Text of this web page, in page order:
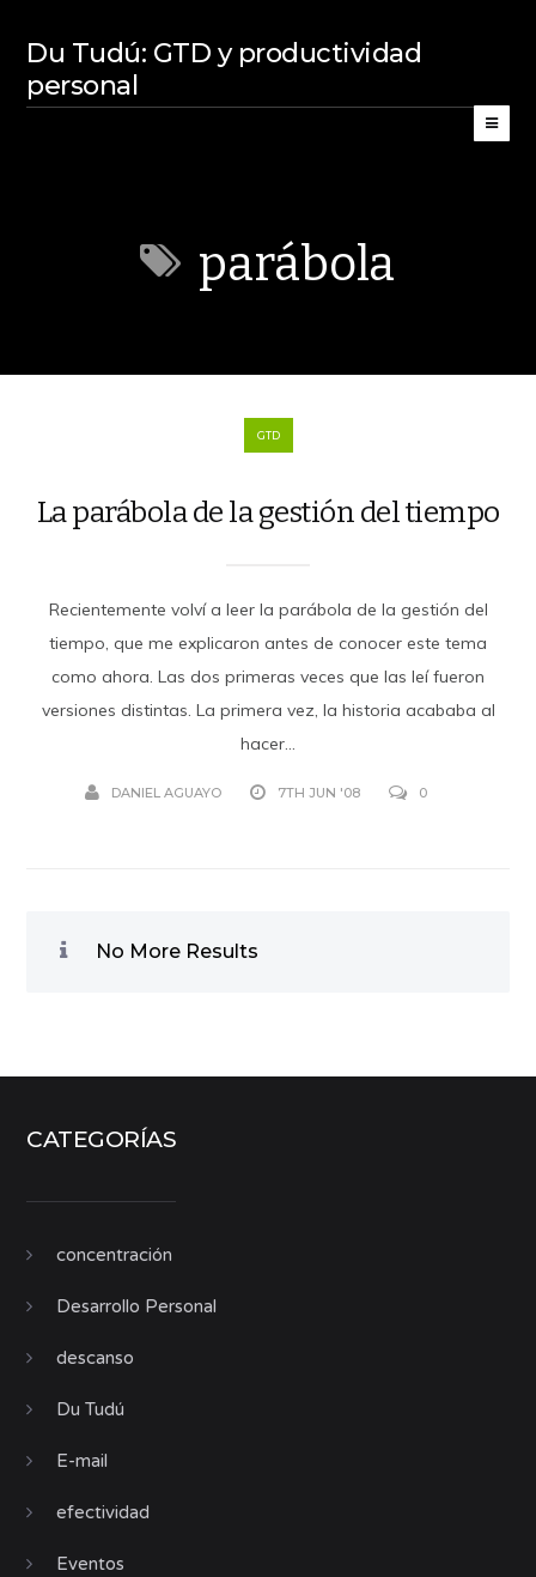
Du Tudú: GTD y productividad
personal
parábola
GTD
La parábola de la gestión del tiempo
Recientemente volví a leer la parábola de la gestión del
tiempo, que me explicaron antes de conocer este tema
como ahora. Las dos primeras veces que las leí fueron
versiones distintas. La primera vez, la historia acababa al
hacer...
DANIEL AGUAYO 7TH JUN '08 0
No More Results
CATEGORÍAS
concentración
Desarrollo Personal
descanso
Du Tudú
E-mail
efectividad
Eventos